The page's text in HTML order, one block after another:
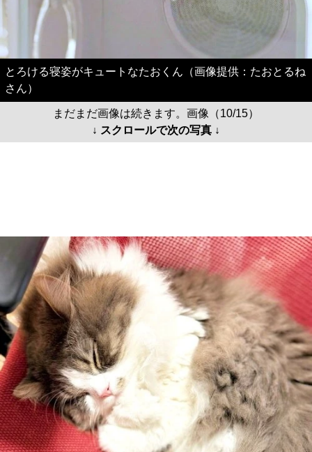
とろける寝姿がキュートなたおくん（画像提供：たおとるね
さん）
まだまだ画像は続きます。画像（10/15）
↓ スクロールで次の写真 ↓